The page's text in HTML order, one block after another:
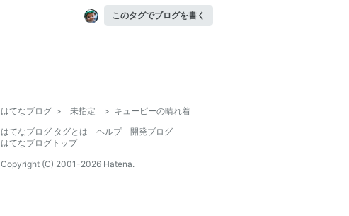
このタグでブログを書く
はてなブログ > 未指定 > キューピーの晴れ着
はてなブログ タグとは
ヘルプ
開発ブログ
はてなブログトップ
Copyright (C) 2001-2026 Hatena.